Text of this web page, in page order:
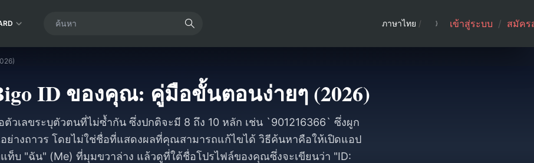
ภาษาไทย / เข้าสู่ระบบ / สมัคร
ID ของคุณ: คู่มือขั้นตอนง่ายๆ (2026)
วเลขระบุตัวตนที่ไม่ซ้ำกัน ซึ่งปกติจะมี 8 ถึง 10 หลัก เช่น `901216366` ซึ่งผูก
างถาวร โดยไม่ใช่ชื่อที่แสดงผลที่คุณสามารถแก้ไขได้ วิธีค้นหาคือให้เปิดแอป
ท็บ "ฉัน" (Me) ที่มุมขวาล่าง แล้วดูที่ใต้ชื่อโปรไฟล์ของคุณซึ่งจะเขียนว่า "ID: